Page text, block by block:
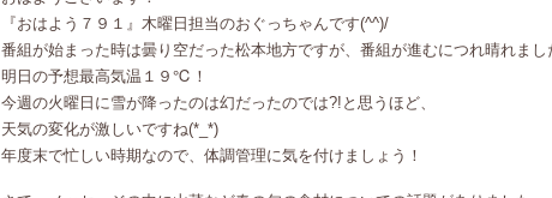
『おはよう７９１』木曜日担当のおぐっちゃんです(^^)/
番組が始まった時は曇り空だった松本地方ですが、番組が進むにつれ晴れまし
明日の予想最高気温１９℃！
今週の火曜日に雪が降ったのは幻だったのでは?!と思うほど、
天気の変化が激しいですね(*_*)
年度末で忙しい時期なので、体調管理に気を付けましょう！